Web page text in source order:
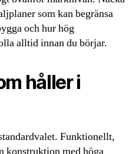
som kan begränsa
och hur hög
alltid innan du börjar.
håller i
Funktionellt,